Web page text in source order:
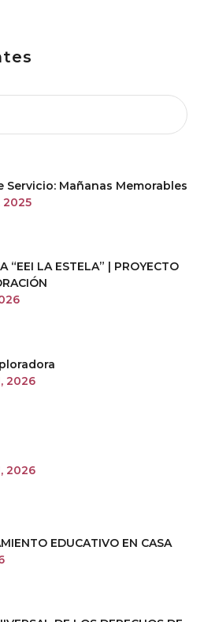
Servicio: Mañanas Memorables
2025
“EEI LA ESTELA” | PROYECTO
2026
2026
EDUCATIVO EN CASA